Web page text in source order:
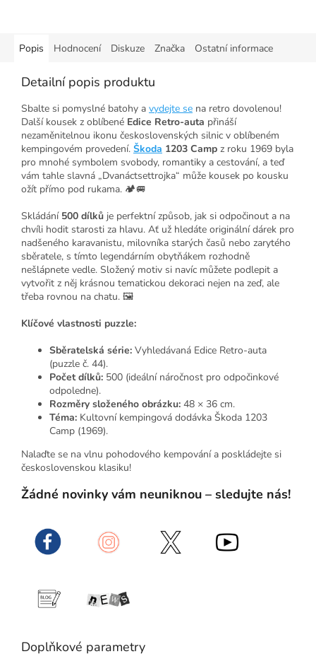
Popis Hodnocení Diskuze Značka Ostatní informace
Detailní popis produktu
Sbalte si pomyslné batohy a vydejte se na retro dovolenou!
Další kousek z oblíbené Edice Retro-auta přináší
nezaměnitelnou ikonu československých silnic v oblíbeném
kempingovém provedení. Škoda 1203 Camp z roku 1969 byla
pro mnohé symbolem svobody, romantiky a cestování, a teď
vám tahle slavná „Dvanáctsettrojka“ může kousek po kousku
ožít přímo pod rukama. 🏕️🚐
Skládání 500 dílků je perfektní způsob, jak si odpočinout a na
chvíli hodit starosti za hlavu. Ať už hledáte originální dárek pro
nadšeného karavanistu, milovníka starých časů nebo zarytého
sběratele, s tímto legendárním obytňákem rozhodně
nešlápnete vedle. Složený motiv si navíc můžete podlepit a
vytvořit z něj krásnou tematickou dekoraci nejen na zeď, ale
třeba rovnou na chatu. 🖼️
Klíčové vlastnosti puzzle:
Sběratelská série: Vyhledávaná Edice Retro-auta
(puzzle č. 44).
Počet dílků: 500 (ideální náročnost pro odpočinkové
odpoledne).
Rozměry složeného obrázku: 48 × 36 cm.
Téma: Kultovní kempingová dodávka Škoda 1203
Camp (1969).
Nalaďte se na vlnu pohodového kempování a poskládejte si
československou klasiku!
Žádné novinky vám neuniknou – sledujte nás!
Doplňkové parametry